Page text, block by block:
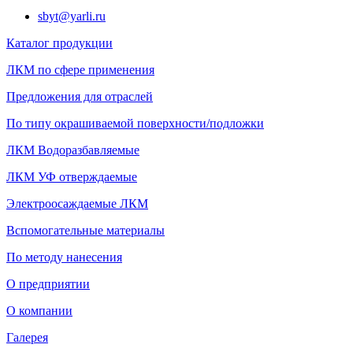
sbyt@yarli.ru
Каталог продукции
ЛКМ по сфере применения
Предложения для отраслей
По типу окрашиваемой поверхности/подложки
ЛКМ Водоразбавляемые
ЛКМ УФ отверждаемые
Электроосаждаемые ЛКМ
Вспомогательные материалы
По методу нанесения
О предприятии
О компании
Галерея